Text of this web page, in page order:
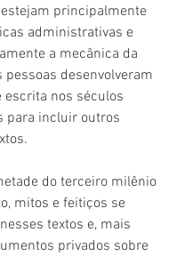
principalmente
administrativas e
a mecânica da
pessoas desenvolveram
escrita nos séculos
para incluir outros
do terceiro milênio
mitos e feitiços se
textos e, mais
privados sobre